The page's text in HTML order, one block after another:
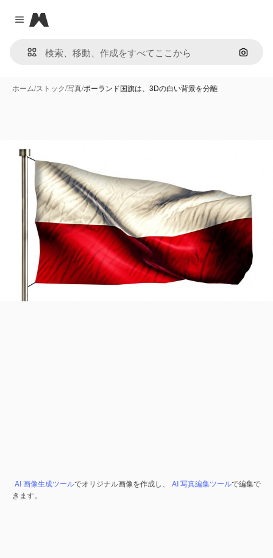
Close menu
Magnific
画像で
ホーム/ストック/写真/ポーランド国旗は、3Dの白い背景を分離
AI 画像生成ツールでオリジナル画像を作成し、 AI 写真編集ツールで編集で
きます。